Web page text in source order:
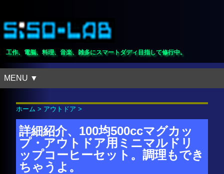
工作、電脳、料理、音楽、雑多にスマートダディ目指して修行中。
MENU ▼
ホーム > アウトドア >
詳細紹介、100均500ccマグカッ
プ・アウトドア用ミニマルドリ
ップコーヒーセット。調理もでき
ちゃうよ。